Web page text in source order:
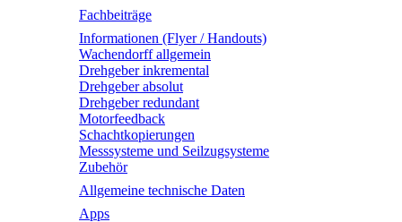
Fachbeiträge
Informationen (Flyer / Handouts)
Wachendorff allgemein
Drehgeber inkremental
Drehgeber absolut
Drehgeber redundant
Motorfeedback
Schachtkopierungen
Messsysteme und Seilzugsysteme
Zubehör
Allgemeine technische Daten
Apps